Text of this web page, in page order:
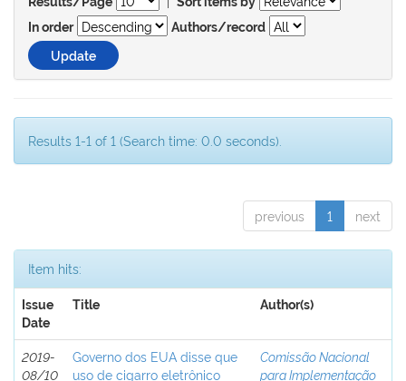
In order
Authors/record
Results 1-1 of 1 (Search time: 0.0 seconds).
previous 1 next
Item hits:
Issue
Date
Title Author(s)
2019-
08/10
Governo dos EUA disse que
uso de cigarro eletrônico
Comissão Nacional
para Implementação